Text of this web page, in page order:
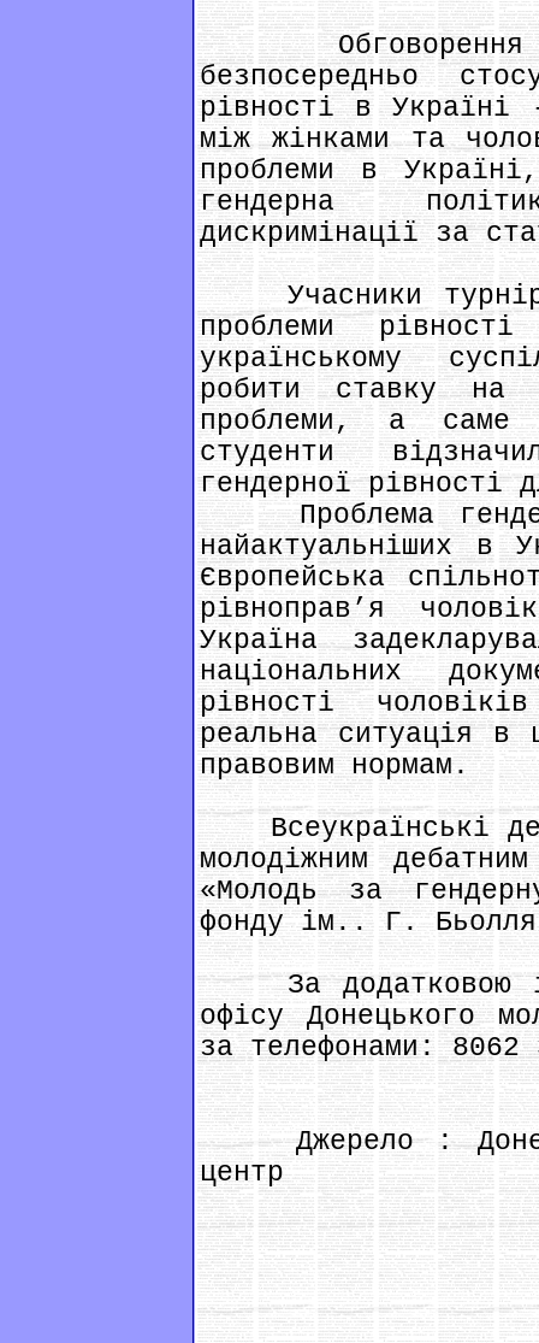
Обговорення
безпосередньо
рівності в Україні
між жінками та
проблеми в
гендерна
дискримінації за
Учасники турніру
проблеми
українському
робити ставку на
проблеми, а саме
студенти
гендерної рівності
Проблема
найактуальніших в
Європейська
рівноправ’я
Україна
національних
рівності
реальна ситуація в
правовим нормам.
Всеукраїнські
молодіжним
«Молодь за
фонду ім.. Г.
За додатковою
офісу Донецького
за телефонами:
Джерело :
центр